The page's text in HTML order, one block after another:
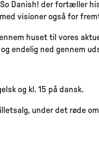
Danish! der fortæller
visioner også for
huset til vores
endelig ned gennem
og kl. 15 på dansk.
under det røde